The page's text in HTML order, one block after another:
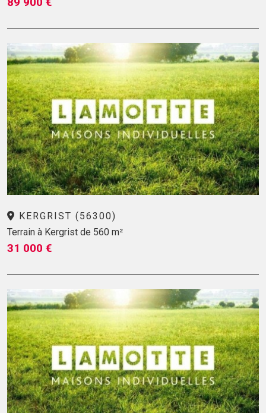
KERGRIST (56300)
Terrain à Kergrist de 560 m²
31 000 €